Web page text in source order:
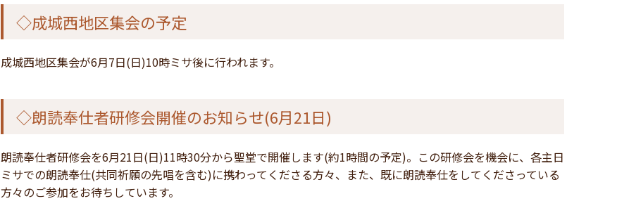
◇成城西地区集会の予定
成城西地区集会が6月7日(日)10時ミサ後に行われます。
◇朗読奉仕者研修会開催のお知らせ(6月21日)
朗読奉仕者研修会を6月21日(日)11時30分から聖堂で開催します(約1時間の予定)。この研修会を機会に、各主日
ミサでの朗読奉仕(共同祈願の先唱を含む)に携わってくださる方々、また、既に朗読奉仕をしてくださっている
方々のご参加をお待ちしています。